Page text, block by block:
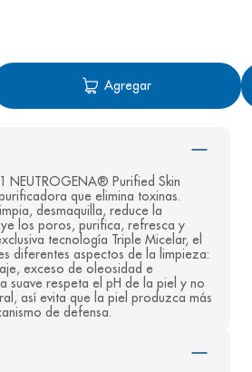
Agregar
NEUTROGENA® Purified Skin
que elimina toxinas.
desmaquilla, reduce la
los poros, purifica, refresca y
tecnología Triple Micelar, el
diferentes aspectos de la limpieza:
exceso de oleosidad e
suave respeta el pH de la piel y no
así evita que la piel produzca más
de defensa.